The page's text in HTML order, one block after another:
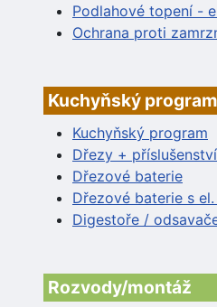
Podlahové topení -
Ochrana proti
Kuchyňský program
Kuchyňský program
Dřezy + příslušenství
Dřezové baterie
Dřezové baterie s
Digestoře /
Rozvody/montáž